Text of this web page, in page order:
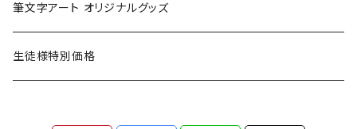
筆文字アート オリジナルグッズ
生徒様特別価格